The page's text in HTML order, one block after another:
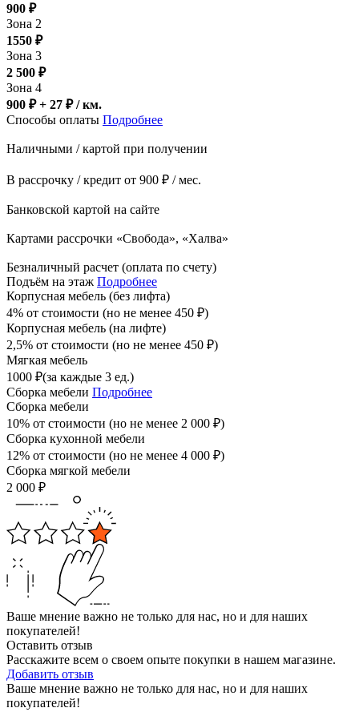
900 ₽
Зона 2
1550 ₽
Зона 3
2 500 ₽
Зона 4
900 ₽ + 27 ₽/ км.
Способы оплаты Подробнее
Наличными / картой при получении
В рассрочку / кредит от 900 ₽ / мес.
Банковской картой на сайте
Картами рассрочки «Свобода», «Халва»
Безналичный расчет (оплата по счету)
Подъём на этаж Подробнее
Корпусная мебель (без лифта)
4% от стоимости (но не менее 450 ₽)
Корпусная мебель (на лифте)
2,5% от стоимости (но не менее 450 ₽)
Мягкая мебель
1000 ₽(за каждые 3 ед.)
Сборка мебели Подробнее
Сборка мебели
10% от стоимости (но не менее 2 000 ₽)
Сборка кухонной мебели
12% от стоимости (но не менее 4 000 ₽)
Сборка мягкой мебели
2 000 ₽
Ваше мнение важно не только для нас, но и для наших
покупателей!
Оставить отзыв
Расскажите всем о своем опыте покупки в нашем магазине.
Добавить отзыв
Ваше мнение важно не только для нас, но и для наших
покупателей!